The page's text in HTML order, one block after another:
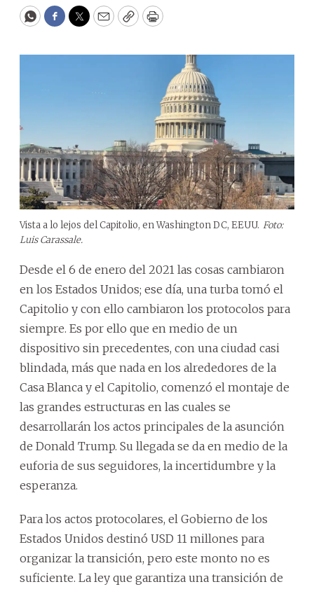
WhatsApp
Facebook
Twitter
EmailCopyPrint
Vista a lo lejos del Capitolio, en Washington DC, EEUU. Foto:
Luis Carassale.
Desde el 6 de enero del 2021 las cosas cambiaron
en los Estados Unidos; ese día, una turba tomó el
Capitolio y con ello cambiaron los protocolos para
siempre. Es por ello que en medio de un
dispositivo sin precedentes, con una ciudad casi
blindada, más que nada en los alrededores de la
Casa Blanca y el Capitolio, comenzó el montaje de
las grandes estructuras en las cuales se
desarrollarán los actos principales de la asunción
de Donald Trump. Su llegada se da en medio de la
euforia de sus seguidores, la incertidumbre y la
esperanza.
Para los actos protocolares, el Gobierno de los
Estados Unidos destinó USD 11 millones para
organizar la transición, pero este monto no es
suficiente. La ley que garantiza una transición de